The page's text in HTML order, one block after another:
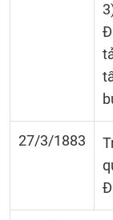
27/3/1883